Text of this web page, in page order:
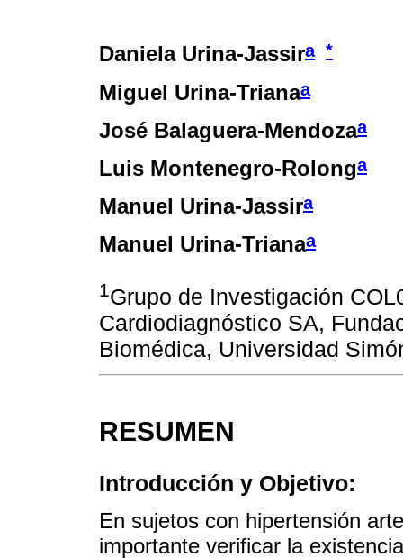
Daniela Urina-Jassira *
Miguel Urina-Trianaa
José Balaguera-Mendozaa
Luis Montenegro-Rolonga
Manuel Urina-Jassira
Manuel Urina-Trianaa
1Grupo de Investigación
Cardiodiagnóstico SA,
Biomédica, Universidad
RESUMEN
Introducción y Objetivo:
En sujetos con hipertensión
importante verificar la